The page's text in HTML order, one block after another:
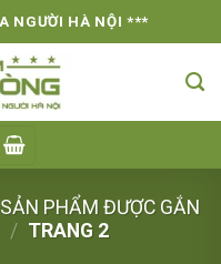
NGƯỜI HÀ NỘI ***
SẢN PHẨM ĐƯỢC GẮN
/ TRANG 2